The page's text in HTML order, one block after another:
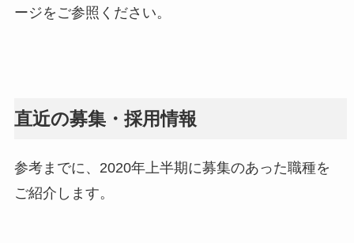
ージをご参照ください。
直近の募集・採用情報
参考までに、2020年上半期に募集のあった職種を
ご紹介します。